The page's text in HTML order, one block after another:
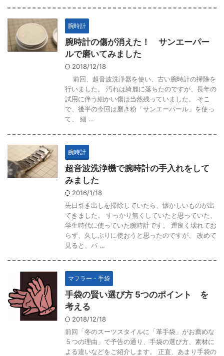
腕時計
腕時計の傷が消えた！ サンエーパー
ルで磨いてみました
2018/12/18
前回、超音波洗浄器を使い、古い腕時計の掃除を
行いました。 汚れは綺麗に落ちたのですが、長年の
試用に伴う細かい傷は当然残っていました。 そこ
で、後半の今回は磨き粉「サンエーパール」を使っ
て、 細 …
腕時計
超音波洗浄機で腕時計の手入れをして
みました
2016/1/18
先日引き出しを掃除していたら、懐かしいものが出
てきました。 すっかり無くしていたと思っていた、
学生時代に使っていた腕時計です。 運良く壊れてお
らず、久しぶりに使おうと思ったのですが、 改めて
見ると、バ …
マフラー・手袋
手袋の賢い選び方 5つのポイント を
考える
2018/12/18
前回「冬のスーツスタイルに「革手袋」がお薦めな
５つの理由」で予告の通り、手袋の選び方、素材に
よる違いなどをご紹介します。 正直、あまり手袋の